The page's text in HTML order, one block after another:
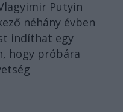
Putyin
néhány évben
indíthat egy
hogy próbára